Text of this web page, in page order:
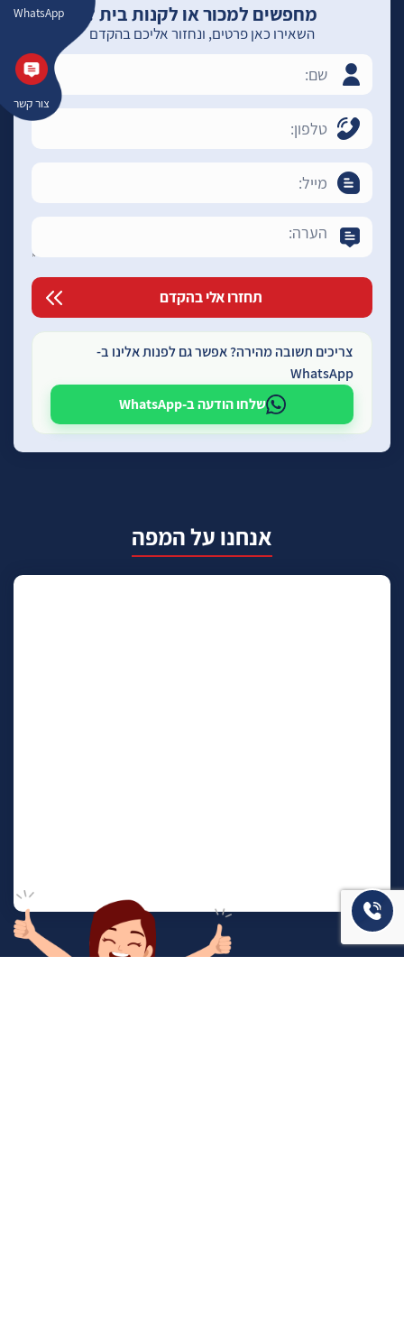
WhatsApp
צור קשר
מחפשים למכור או לקנות בית ?
השאירו כאן פרטים, ונחזור אליכם בהקדם
צריכים תשובה מהירה? אפשר גם לפנות אלינו ב-
WhatsApp
שלחו הודעה ב-WhatsApp
אנחנו על המפה